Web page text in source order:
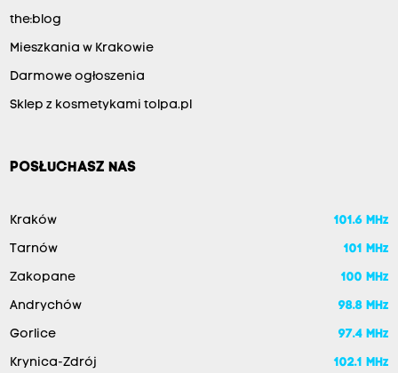
the:blog
Mieszkania w Krakowie
Darmowe ogłoszenia
Sklep z kosmetykami tolpa.pl
POSŁUCHASZ NAS
Kraków 101.6 MHz
Tarnów 101 MHz
Zakopane 100 MHz
Andrychów 98.8 MHz
Gorlice 97.4 MHz
Krynica-Zdrój 102.1 MHz